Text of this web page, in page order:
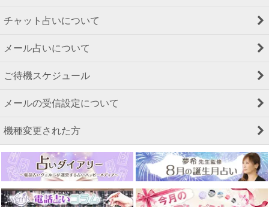
チャット占いについて
メール占いについて
ご待機スケジュール
メールの受信設定について
機種変更された方